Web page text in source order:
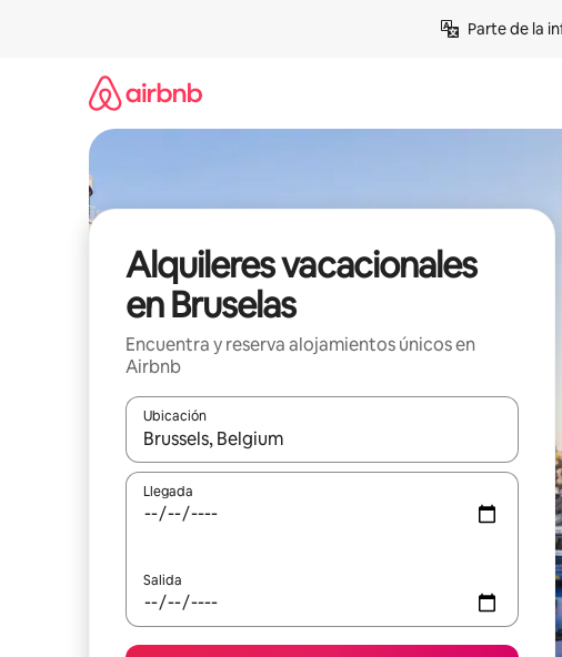
Parte de la
Alquileres vacacionales
en Bruselas
Encuentra y reserva alojamientos únicos en
Airbnb
Ubicación
Cuando los resultados estén disponibles, navega con las
Llegada
Salida